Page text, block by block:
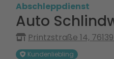
Abschleppdienst
Auto
Printzstraße 14,
Kundenliebling